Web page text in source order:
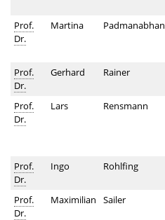
Prof.
Dr.
Martina Padmanabhan
Prof.
Dr.
Gerhard Rainer
Prof.
Dr.
Lars Rensmann
Prof.
Dr.
Ingo Rohlfing
Prof.
Dr.
Maximilian Sailer